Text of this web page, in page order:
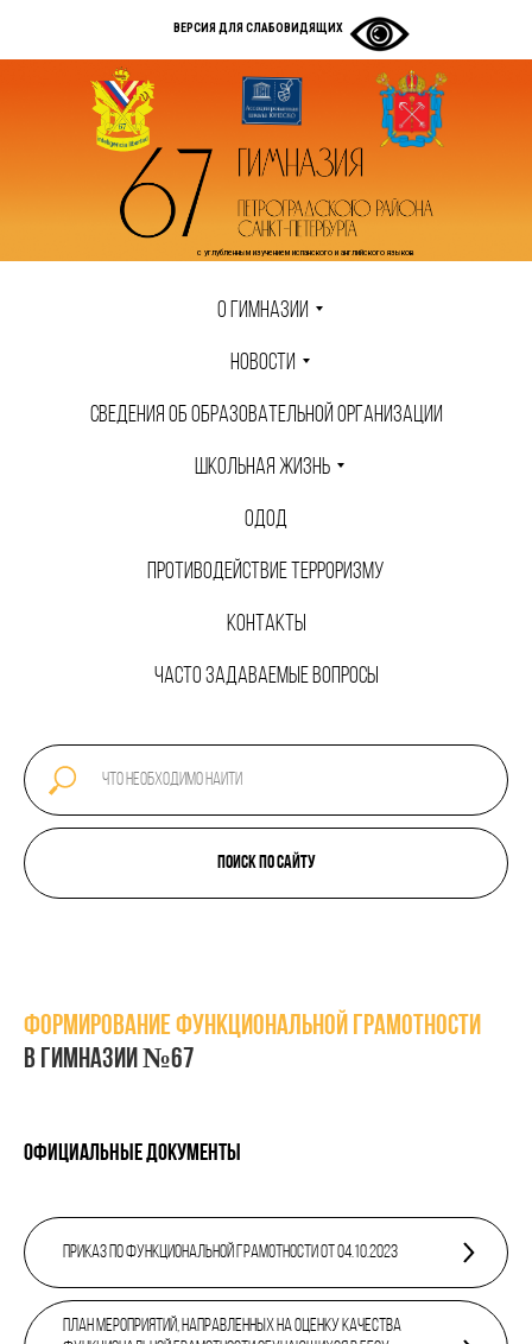
ВЕРСИЯ ДЛЯ СЛАБОВИДЯЩИХ
с углубленным изучением испанского и английского языков
О ГИМНАЗИИ
НОВОСТИ
СВЕДЕНИЯ ОБ ОБРАЗОВАТЕЛЬНОЙ ОРГАНИЗАЦИИ
ШКОЛЬНАЯ ЖИЗНЬ
ОДОД
ПРОТИВОДЕЙСТВИЕ ТЕРРОРИЗМУ
КОНТАКТЫ
ЧАСТО ЗАДАВАЕМЫЕ ВОПРОСЫ
Поиск по сайту
ФОРМИРОВАНИЕ ФУНКЦИОНАЛЬНОЙ ГРАМОТНОСТИ
В ГИМНАЗИИ №67
Официальные документы
Приказ по Функциональной грамотности от 04.10.2023
План мероприятий, направленных на оценку качества